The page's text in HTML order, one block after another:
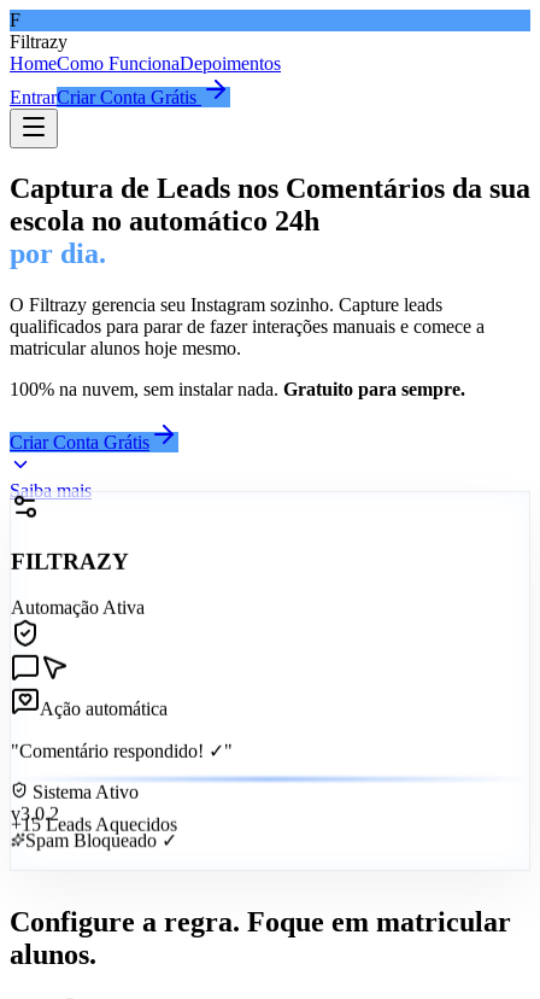
F
Filtrazy
HomeComo FuncionaDepoimentos
EntrarCriar Conta Grátis
Captura de Leads nos Comentários da sua
escola no automático 24h
por dia.
O Filtrazy gerencia seu Instagram sozinho. Capture leads
qualificados para parar de fazer interações manuais e comece a
matricular alunos hoje mesmo.
100% na nuvem, sem instalar nada. Gratuito para sempre.
Criar Conta Grátis
Saiba mais
FILTRAZY
Automação Ativa
Ação automática
"Comentário respondido! ✓"
Sistema Ativo
v3.0.2
+15 Leads Aquecidos
Spam Bloqueado ✓
Configure a regra. Foque em matricular
alunos.